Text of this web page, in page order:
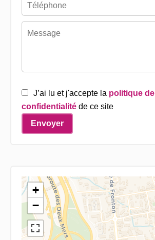
J’ai lu et j'accepte la politique de
confidentialitéde ce site
Envoyer
+
−